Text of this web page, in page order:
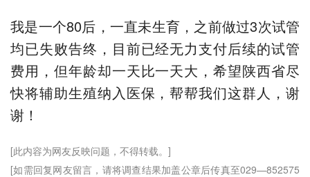
我是一个80后，一直未生育，之前做过3次试管
均已失败告终，目前已经无力支付后续的试管
费用，但年龄却一天比一天大，希望陕西省尽
快将辅助生殖纳入医保，帮帮我们这群人，谢
谢！
[此内容为网友反映问题，不得转载。]
[如需回复网友留言，请将调查结果加盖公章后传真至029—852575